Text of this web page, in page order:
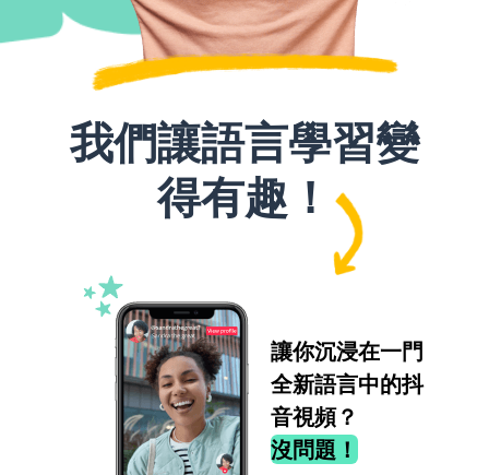
我們讓語言學習變
得有趣！
讓你沉浸在一門
全新語言中的抖
音視頻？
沒問題！